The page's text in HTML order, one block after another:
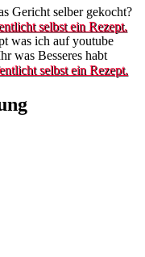
Gericht selber gekocht?
selbst ein Rezept.
was ich auf youtube
was Besseres habt
selbst ein Rezept.